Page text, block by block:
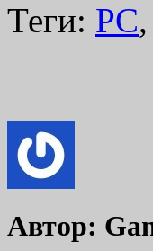
Теги: PC,
Автор: